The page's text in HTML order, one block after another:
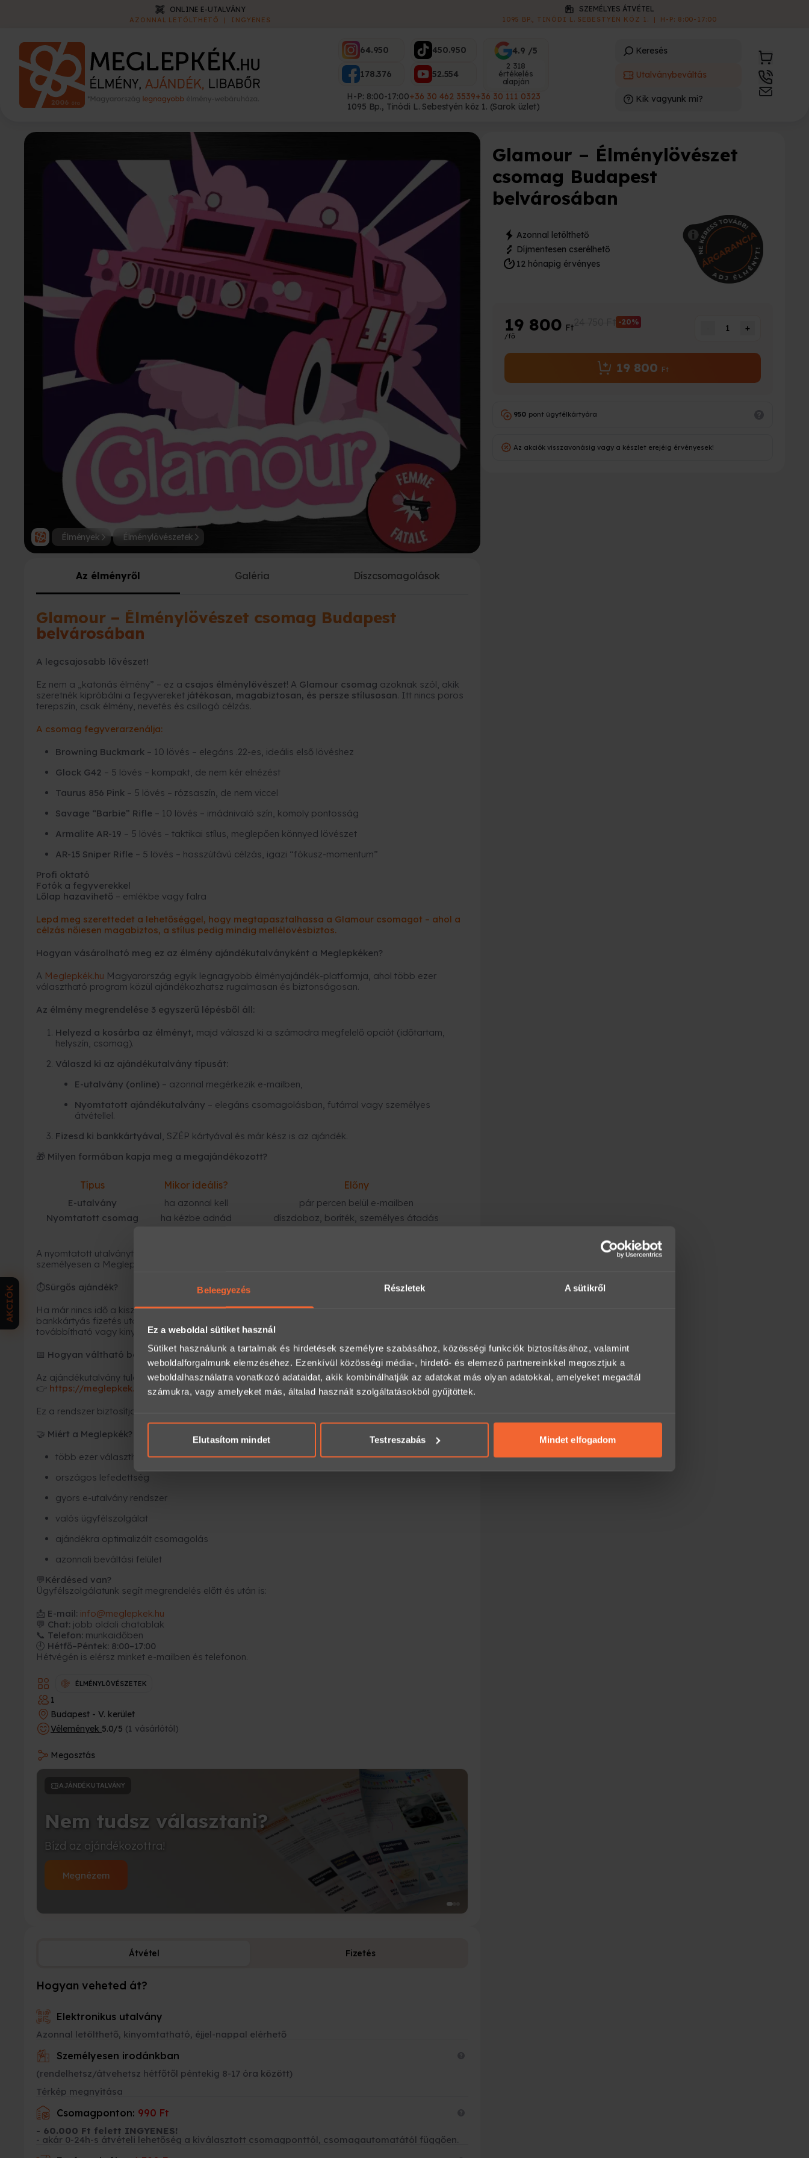
Beleegyezés Részletek A sütikről
Ez a weboldal sütiket használ
Sütiket használunk a tartalmak és hirdetések személyre szabásához, közösségi funkciók biztosításához, valamint
weboldalforgalmunk elemzéséhez. Ezenkívül közösségi média-, hirdető- és elemező partnereinkkel megosztjuk a
weboldalhasználatra vonatkozó adataidat, akik kombinálhatják az adatokat más olyan adatokkal, amelyeket megadtál
számukra, vagy amelyeket más, általad használt szolgáltatásokból gyűjtöttek.
Elutasítom mindet Testreszabás Mindet elfogadom
ONLINE E-UTALVÁNY
AZONNAL LETÖLTHETŐ | INGYENES
SZEMÉLYES ÁTVÉTEL
1095 BP., TINÓDI L. SEBESTYÉN KÖZ 1. | H-P: 8:00-17:00
64.950
178.376
450.950
52.554
4.9 /5
2 318
értékelés
alapján
H-P: 8:00-17:00+36 30 462 3539+36 30 111 0323
1095 Bp., Tinódi L. Sebestyén köz 1. (Sarok üzlet)
Keresés
Utalványbeváltás
Kik vagyunk mi?
Élmények Élménylövészetek
Az élményről Galéria Díszcsomagolások
Glamour – Élménylövészet csomag Budapest
belvárosában
A legcsajosabb lövészet!
Ez nem a „katonás élmény” – ez a csajos élménylövészet! A Glamour csomag azoknak szól, akik
szeretnék kipróbálni a fegyvereket játékosan, magabiztosan, és persze stílusosan. Itt nincs poros
terepszín, csak élmény, nevetés és csillogó célzás.
A csomag fegyverarzenálja:
Browning Buckmark – 10 lövés – elegáns .22-es, ideális első lövéshez
Glock G42 – 5 lövés – kompakt, de nem kér elnézést
Taurus 856 Pink – 5 lövés – rózsaszín, de nem viccel
Savage “Barbie” Rifle – 10 lövés – imádnivaló szín, komoly pontosság
Armalite AR-19 – 5 lövés – taktikai stílus, meglepően könnyed lövészet
AR-15 Sniper Rifle – 5 lövés – hosszútávú célzás, igazi “fókusz-momentum”
Profi oktató
Fotók a fegyverekkel
Lőlap hazavihető – emlékbe vagy falra
Lepd meg szerettedet a lehetőséggel, hogy megtapasztalhassa a Glamour csomagot – ahol a
célzás nőiesen magabiztos, a stílus pedig mindig mellélövésbiztos.
Hogyan vásárolható meg ez az élmény ajándékutalványként a Meglepkéken?
A Meglepkék.hu Magyarország egyik legnagyobb élményajándék-platformja, ahol több ezer
választható program közül ajándékozhatsz rugalmasan és biztonságosan.
Az élmény megrendelése 3 egyszerű lépésből áll:
Helyezd a kosárba az élményt, majd válaszd ki a számodra megfelelő opciót (időtartam,
helyszín, csomag).
Válaszd ki az ajándékutalvány típusát:
E-utalvány (online) – azonnal megérkezik e-mailben,
Nyomtatott ajándékutalvány – elegáns csomagolásban, futárral vagy személyes
átvétellel.
Fizesd ki bankkártyával, SZÉP kártyával és már kész is az ajándék.
🎁 Milyen formában kapja meg a megajándékozott?
Típus Mikor ideális? Előny
E-utalvány ha azonnal kell
pár percen belül e-mailben
Nyomtatott csomag
ha kézbe adnád díszdoboz, boríték, személyes átadás
A nyomtatott utalványt kollégáink becsomagolják, és futárral kiszállítják, vagy átveheted
személyesen a Meglepkék irodájában.
⏱Sürgős ajándék?
Ha már nincs idő a kiszállításra, aze-utalvány a leggyorsabb megoldás
bankkártyás fizetés után
továbbítható vagy kinyomtatható.
📅 Hogyan váltható be az élmény?
Az ajándékutalvány tulajdonosa azonnal időpontot foglalhat itt:
👉 https://meglepkek.hu/utalvany/bevaltas
Ez a rendszer biztosítja, hogy minden élmény rugalmasan, előre egyeztetve legyen igénybe vehető.
🤝 Miért a Meglepkék?
több ezer választható élmény
országos lefedettség
gyors e-utalvány rendszer
valós ügyfélszolgálat
ajándékra optimalizált csomagolás
azonnali beváltási felület
💬Kérdésed van?
Ügyfélszolgálatunk segít megrendelés előtt és után is:
📩 E-mail: info@meglepkek.hu
💬 Chat: jobb oldali chatablak
📞 Telefon: munkaidőben
🕘 Hétfő–Péntek: 8:00–17:00
Hétvégén is elérsz minket e-mailben és telefonon.
ÉLMÉNYLÖVÉSZETEK
1
Budapest - V. kerület
Vélemények 5.0/5 (1 vásárlótól)
Megosztás
AJÁNDÉKUTALVÁNY
Nem tudsz választani?
Bízd az ajándékozottra!
Megnézem
Átvétel Fizetés
Hogyan veheted át?
Elektronikus utalvány
Azonnal letölthető, kinyomtatható, éjjel-nappal elérhető
Személyesen irodánkban
(rendelhetsz/átvehetsz hétfőtől péntekig 8-17 óra között)
Térkép megnyitása
Csomagponton: 990 Ft
- 60.000 Ft felett INGYENES!
- akár 0-24h-s átvételi lehetőség a kiválasztott csomagponttól, csomagautomatától függően.
Glamour – Élménylövészet
csomag Budapest
belvárosában
Azonnal letölthető
Díjmentesen cserélhető
12 hónapig érvényes
19 800Ft
-20%
/fő
1 +
19 800 Ft
950 pont ügyfélkártyára
Az akciók visszavonásig vagy a készlet erejéig érvényesek!
AKCIÓK